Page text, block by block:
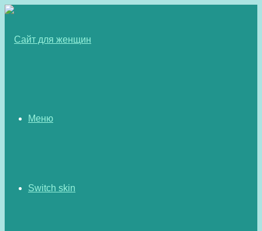
Меню
Switch skin